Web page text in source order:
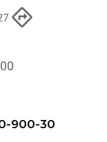
900-30